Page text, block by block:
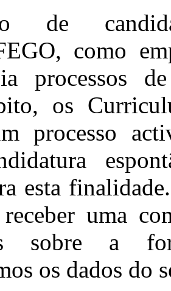
de
como
processos
os
processo
esta
uma
sobre a
os dados do